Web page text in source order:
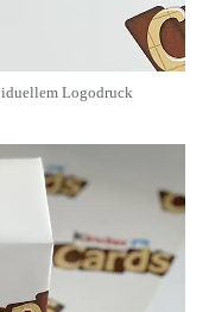
Logodruck